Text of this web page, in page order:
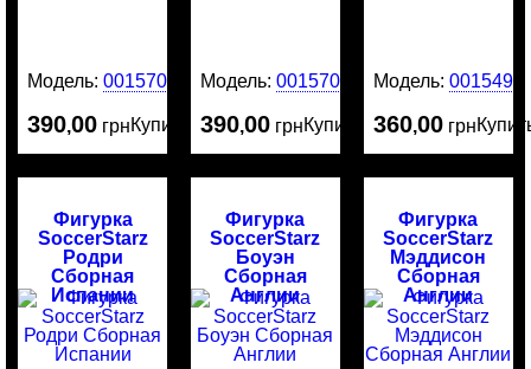
Модель:0015708
390,00 грнКупить
Модель:0015707
390,00 грнКупить
Модель: 0015491
360,00 грн
Фигурка
SoccerStarz
Родри
Сборная
Испании
Фигурка
SoccerStarz
Боуэн
Сборная
Англии
Фигурка
SoccerStarz
Мэддисон
Сборная
Англии